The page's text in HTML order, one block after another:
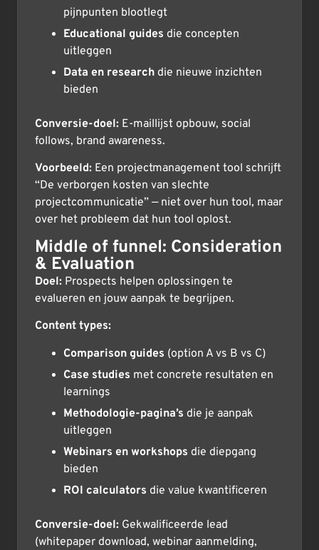
pijnpunten blootlegt
Educational guides die concepten
uitleggen
Data en research die nieuwe inzichten
bieden
Conversie-doel: E-maillijst opbouw, social
follows, brand awareness.
Voorbeeld: Een projectmanagement tool schrijft
“De verborgen kosten van slechte
projectcommunicatie” — niet over hun tool, maar
over het probleem dat hun tool oplost.
Middle of funnel: Consideration
& Evaluation
Doel: Prospects helpen oplossingen te
evalueren en jouw aanpak te begrijpen.
Content types:
Comparison guides (option A vs B vs C)
Case studies met concrete resultaten en
learnings
Methodologie-pagina’s die je aanpak
uitleggen
Webinars en workshops die diepgang
bieden
ROI calculators die value kwantificeren
Conversie-doel: Gekwalificeerde lead
(whitepaper download, webinar aanmelding,